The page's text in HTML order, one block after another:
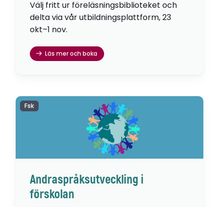
Välj fritt ur föreläsningsbiblioteket och
delta via vår utbildningsplattform, 23
okt–1 nov.
Läs mer och boka
Andraspråksutveckling i
förskolan
Fsk